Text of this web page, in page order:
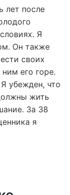
сами. Я
после
Я
Он также
своих
его горе.
убежден, что
жить
За 38
я